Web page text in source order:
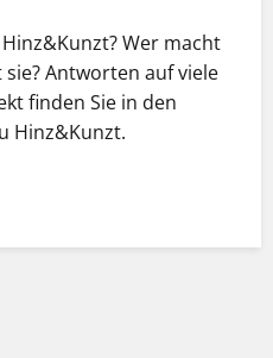
Wer macht
Antworten auf viele
finden Sie in den
Hinz&Kunzt.